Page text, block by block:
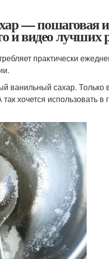
— пошаговая
и видео лучших
практически
ванильный сахар.
хочется использовать в